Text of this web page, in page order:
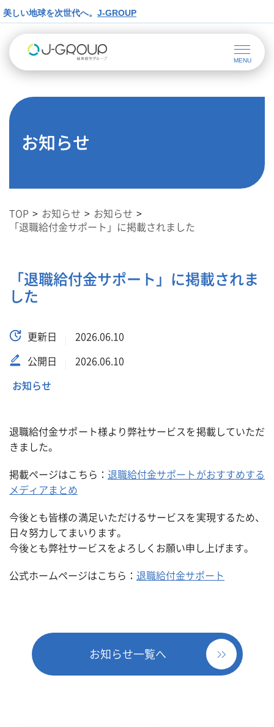
美しい地球を次世代へ。 J-GROUP
お知らせ
TOP お知らせ
お知らせ
「退職給付金サポート」に掲載されました
「退職給付金サポート」に掲載されま
した
更新日 2026.06.10
公開日 2026.06.10
お知らせ
退職給付金サポート様より弊社サービスを掲載していただ
きました。
掲載ページはこちら： 退職給付金サポートがおすすめする
メディアまとめ
今後とも皆様の満足いただけるサービスを実現するため、
日々努力してまいります。
今後とも弊社サービスをよろしくお願い申し上げます。
公式ホームページはこちら： 退職給付金サポート
お知らせ一覧へ